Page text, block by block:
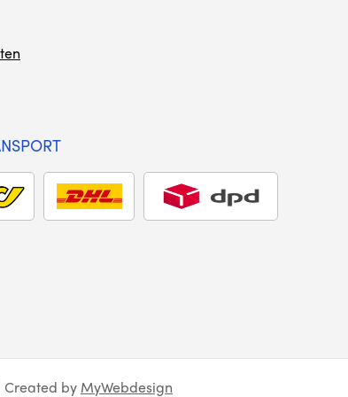
Created by MyWebdesign